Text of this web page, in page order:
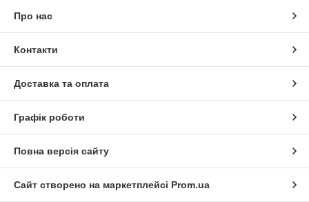
Про нас
Контакти
Доставка та оплата
Графік роботи
Повна версія сайту
Сайт створено на маркетплейсі Prom.ua